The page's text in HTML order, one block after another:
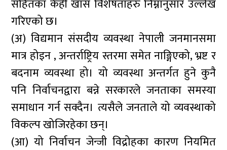
सहितका केही खास विशेषताहरु निम्नानुसार उल्लेख
गरिएको छ।
(अ) विद्यमान संसदीय व्यवस्था नेपाली जनमानसमा
मात्र होइन , अन्तर्राष्ट्रिय स्तरमा समेत नाङ्गिएको, भ्रष्ट र
बदनाम व्यवस्था हो। यो व्यवस्था अन्तर्गत हुने कुनै
पनि निर्वाचनद्वारा बन्ने सरकारले जनताका समस्या
समाधान गर्न सक्दैन। त्यसैले जनताले यो व्यवस्थाको
विकल्प खोजिरहेका छन्।
(आ) यो निर्वाचन जेन्जी विद्रोहका कारण नियमित